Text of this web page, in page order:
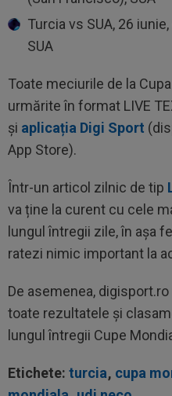
Turcia vs SUA, 26
SUA
Toate meciurile de la
urmărite în format LIVE
și aplicația Digi Sport
App Store).
Într-un articol zilnic de tip
va ține la curent cu cele
lungul întregii zile, în așa
ratezi nimic important la
De asemenea,
toate rezultatele și
lungul întregii Cupe
Etichete: turcia, cupa